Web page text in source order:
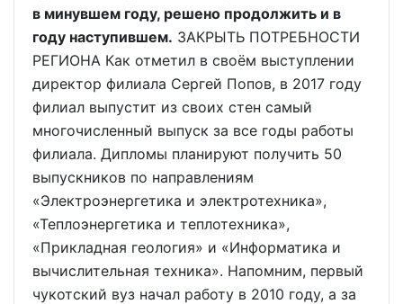
в минувшем году, решено продолжить и в
году наступившем. ЗАКРЫТЬ ПОТРЕБНОСТИ
РЕГИОНА Как отметил в своём выступлении
директор филиала Сергей Попов, в 2017 году
филиал выпустит из своих стен самый
многочисленный выпуск за все годы работы
филиала. Дипломы планируют получить 50
выпускников по направлениям
«Электроэнергетика и электротехника»,
«Теплоэнергетика и теплотехника»,
«Прикладная геология» и «Информатика и
вычислительная техника». Напомним, первый
чукотский вуз начал работу в 2010 году, а за